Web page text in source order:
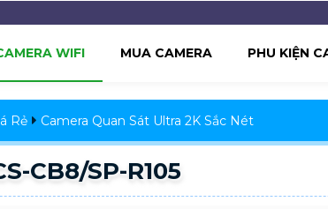
WIFI MUA CAMERA PHU KIỆN
Rẻ Camera Quan Sát Ultra 2K Sắc Nét
CB8/SP-R105